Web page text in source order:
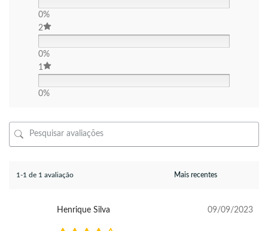
0%
2
0%
1
0%
1-1 de 1 avaliação
Henrique Silva 09/09/2023